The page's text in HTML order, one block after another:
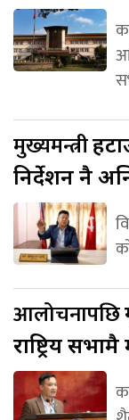
मुख्यमन्त्री
निर्देशन नै
आलोचनापछि
राष्ट्रिय